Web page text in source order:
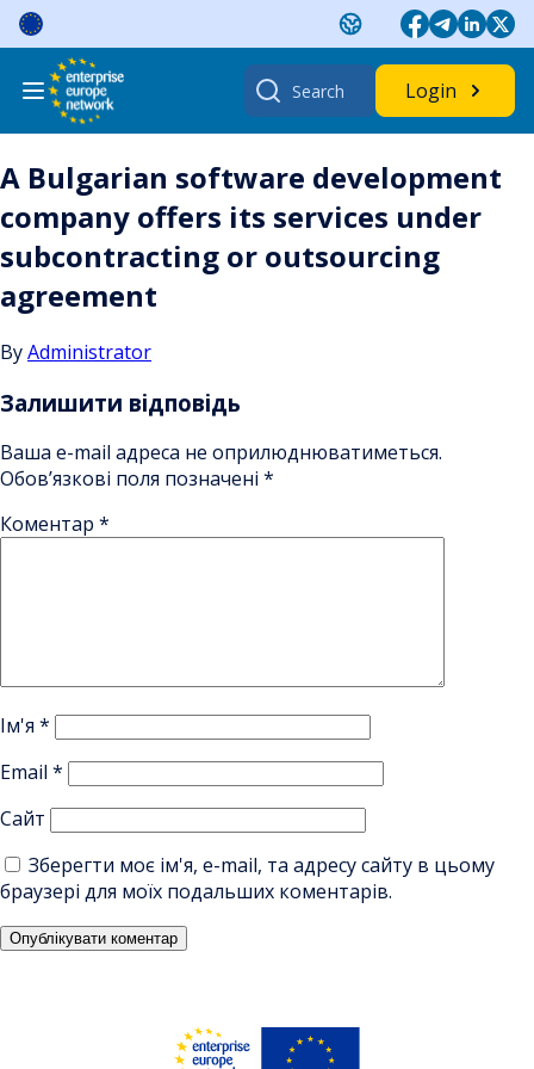
Skip
content
Search
for:
Login
A Bulgarian software development
company offers its services under
subcontracting or outsourcing
agreement
ByAdministrator
Залишити відповідь
Ваша e-mail адреса не оприлюднюватиметься.
Обов’язкові поля позначені *
Коментар *
Ім'я *
Email *
Сайт
Зберегти моє ім'я, e-mail, та адресу сайту в цьому
браузері для моїх подальших коментарів.